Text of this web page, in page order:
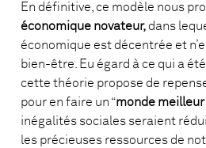
En définitive, ce modèle nous
économique novateur, dans
économique est décentrée et
bien-être. Eu égard à ce qui a
cette théorie propose de
pour en faire un “monde
inégalités sociales seraient
les précieuses ressources de